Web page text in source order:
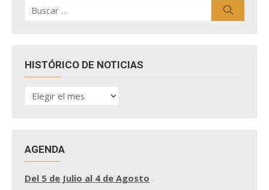
por:
HISTÓRICO DE NOTICIAS
HISTÓRICO
DE
AGENDA
Del 5 de Julio al 4 de Agosto